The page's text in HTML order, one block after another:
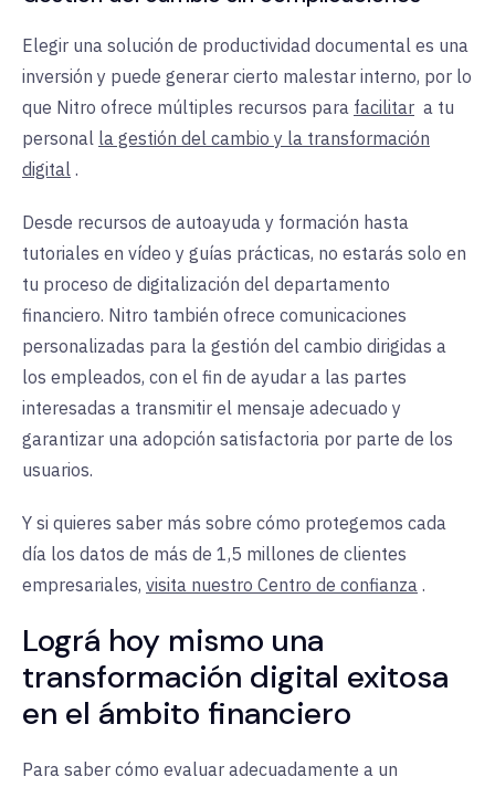
Elegir una solución de productividad documental es una
inversión y puede generar cierto malestar interno, por lo
que Nitro ofrece múltiples recursos para facilitar a tu
personal la gestión del cambio y la transformación
digital .
Desde recursos de autoayuda y formación hasta
tutoriales en vídeo y guías prácticas, no estarás solo en
tu proceso de digitalización del departamento
financiero. Nitro también ofrece comunicaciones
personalizadas para la gestión del cambio dirigidas a
los empleados, con el fin de ayudar a las partes
interesadas a transmitir el mensaje adecuado y
garantizar una adopción satisfactoria por parte de los
usuarios.
Y si quieres saber más sobre cómo protegemos cada
día los datos de más de 1,5 millones de clientes
empresariales, visita nuestro Centro de confianza .
Lográ hoy mismo una
transformación digital exitosa
en el ámbito financiero
Para saber cómo evaluar adecuadamente a un